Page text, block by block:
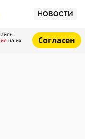
НОВОСТИ
на их
Согласен